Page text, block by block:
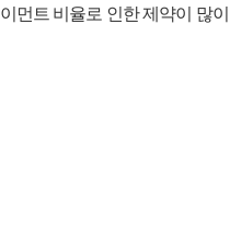
먼트 비율로 인한 제약이 많이